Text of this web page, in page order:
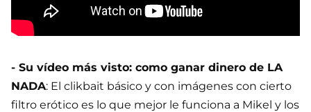
- Su vídeo más visto: como ganar dinero de LA
NADA: El clikbait básico y con imágenes con cierto
filtro erótico es lo que mejor le funciona a Mikel y los